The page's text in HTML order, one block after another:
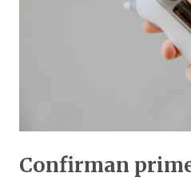
Confirman